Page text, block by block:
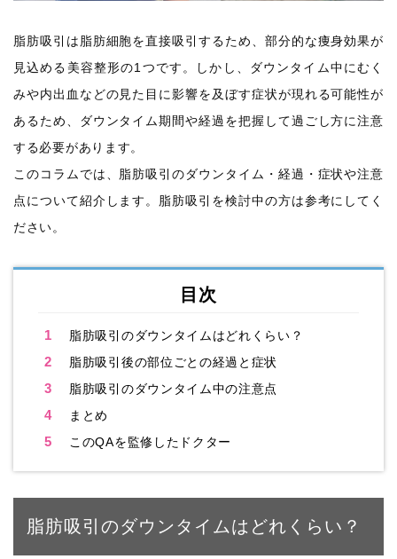
脂肪吸引は脂肪細胞を直接吸引するため、部分的な痩身効果が
見込める美容整形の1つです。しかし、ダウンタイム中にむく
みや内出血などの見た目に影響を及ぼす症状が現れる可能性が
あるため、ダウンタイム期間や経過を把握して過ごし方に注意
する必要があります。
このコラムでは、脂肪吸引のダウンタイム・経過・症状や注意
点について紹介します。脂肪吸引を検討中の方は参考にしてく
ださい。
目次
1 脂肪吸引のダウンタイムはどれくらい？
2 脂肪吸引後の部位ごとの経過と症状
3 脂肪吸引のダウンタイム中の注意点
4 まとめ
5 このQAを監修したドクター
脂肪吸引のダウンタイムはどれくらい？